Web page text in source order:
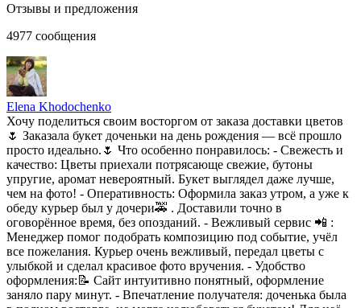
Отзывы и предложения
4977 сообщения
Elena Khodochenko
Хочу поделиться своим восторгом от заказа доставки цветов
🌷 Заказала букет доченьки на день рождения — всё прошло
просто идеально.🌷 Что особенно понравилось: - Свежесть и
качество: Цветы приехали потрясающе свежие, бутоны
упругие, аромат невероятный. Букет выглядел даже лучше,
чем на фото! - Оперативность: Оформила заказ утром, а уже к
обеду курьер был у дочери🚕 . Доставили точно в
оговорённое время, без опозданий. - Вежливый сервис 📲 :
Менеджер помог подобрать композицию под событие, учёл
все пожелания. Курьер очень вежливый, передал цветы с
улыбкой и сделал красивое фото вручения. - Удобство
оформления:📝 Сайт интуитивно понятный, оформление
заняло пару минут. - Впечатление получателя: доченька была